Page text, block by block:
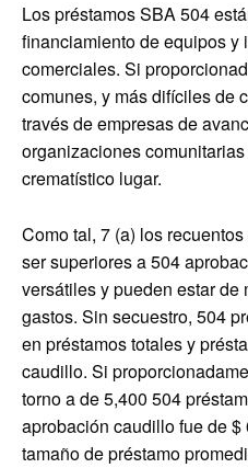
Los préstamos SBA 504
financiamiento de equipos y
comerciales. Si
comunes, y más difíciles de
través de empresas de
organizaciones
crematístico lugar.
Como tal, 7 (a) los
ser superiores a 504
versátiles y pueden estar
gastos. Sin secuestro, 504
en préstamos totales y
caudillo. Si
torno a de 5,400 504
aprobación caudillo fue de $
tamaño de préstamo